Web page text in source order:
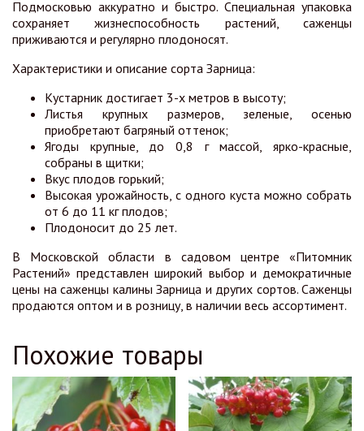
Подмосковью аккуратно и быстро. Специальная упаковка
сохраняет жизнеспособность растений, саженцы
приживаются и регулярно плодоносят.
Характеристики и описание сорта Зарница:
Кустарник достигает 3-х метров в высоту;
Листья крупных размеров, зеленые, осенью
приобретают багряный оттенок;
Ягоды крупные, до 0,8 г массой, ярко-красные,
собраны в щитки;
Вкус плодов горький;
Высокая урожайность, с одного куста можно собрать
от 6 до 11 кг плодов;
Плодоносит до 25 лет.
В Московской области в садовом центре «Питомник
Растений» представлен широкий выбор и демократичные
цены на саженцы калины Зарница и других сортов. Саженцы
продаются оптом и в розницу, в наличии весь ассортимент.
Похожие товары